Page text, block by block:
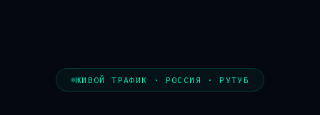
ЖИВОЙ ТРАФИК · РОССИЯ · РУТУБ